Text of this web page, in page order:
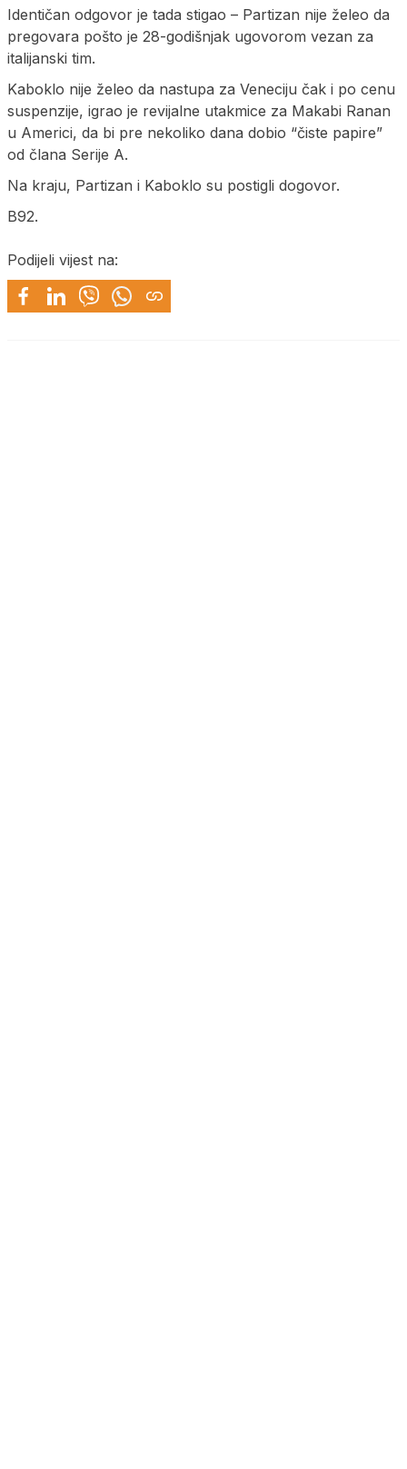
Identičan odgovor je tada stigao – Partizan nije želeo da
pregovara pošto je 28-godišnjak ugovorom vezan za
italijanski tim.
Kaboklo nije želeo da nastupa za Veneciju čak i po cenu
suspenzije, igrao je revijalne utakmice za Makabi Ranan
u Americi, da bi pre nekoliko dana dobio “čiste papire”
od člana Serije A.
Na kraju, Partizan i Kaboklo su postigli dogovor.
B92.
Podijeli vijest na: